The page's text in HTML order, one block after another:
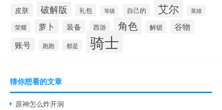
皮肤 破解版 礼包 等级 自己的 艾尔 英雄
荣耀 萝卜 装备 西游 角色 解锁 谷物
账号 跑跑 都是 骑士
猜你想看的文章
原神怎么炸开洞